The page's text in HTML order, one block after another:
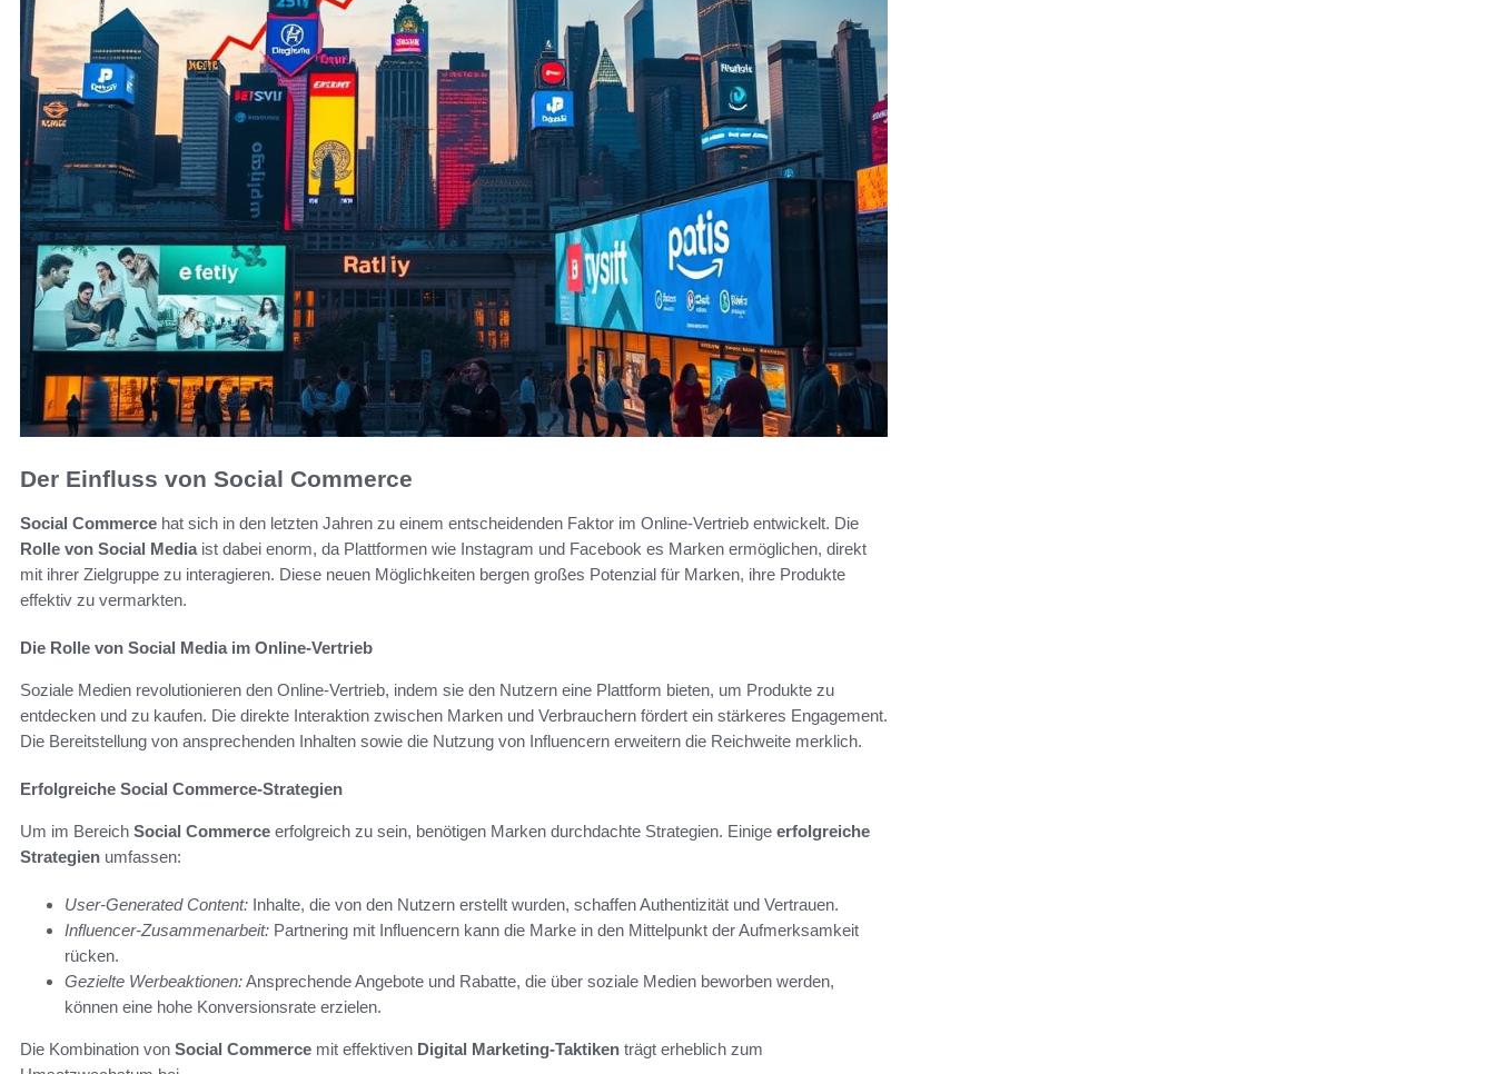
Der Einfluss von Social Commerce
Social Commerce hat sich in den letzten Jahren zu einem entscheidenden Faktor im Online-Vertrieb entwickelt. Die
Rolle von Social Mediaist dabei enorm, da Plattformen wie Instagram und Facebook es Marken ermöglichen, direkt
mit ihrer Zielgruppe zu interagieren. Diese neuen Möglichkeiten bergen großes Potenzial für Marken, ihre Produkte
effektiv zu vermarkten.
Die Rolle von Social Media im Online-Vertrieb
Soziale Medien revolutionieren den Online-Vertrieb, indem sie den Nutzern eine Plattform bieten, um Produkte zu
entdecken und zu kaufen. Die direkte Interaktion zwischen Marken und Verbrauchern fördert ein stärkeres Engagement.
Die Bereitstellung von ansprechenden Inhalten sowie die Nutzung von Influencern erweitern die Reichweite merklich.
Erfolgreiche Social Commerce-Strategien
Um im Bereich Social Commerce erfolgreich zu sein, benötigen Marken durchdachte Strategien. Einige erfolgreiche
Strategien umfassen:
User-Generated Content: Inhalte, die von den Nutzern erstellt wurden, schaffen Authentizität und Vertrauen.
Influencer-Zusammenarbeit: Partnering mit Influencern kann die Marke in den Mittelpunkt der Aufmerksamkeit
rücken.
Gezielte Werbeaktionen:Ansprechende Angebote und Rabatte, die über soziale Medien beworben werden,
können eine hohe Konversionsrate erzielen.
Die Kombination von Social Commerce mit effektiven Digital Marketing-Taktiken trägt erheblich zum